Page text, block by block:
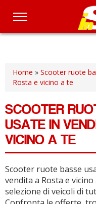
Salta
principale
Home » Scooter ruote
Rosta e vicino a te
SCOOTER
USATE IN
VICINO A TE
Scooter ruote basse
vendita a Rosta e vicino
selezione di veicoli di